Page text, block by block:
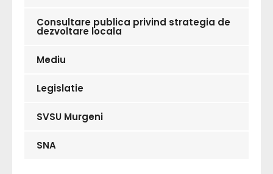
Consultare publica privind strategia de
dezvoltare locala
Mediu
Legislatie
SVSU Murgeni
SNA